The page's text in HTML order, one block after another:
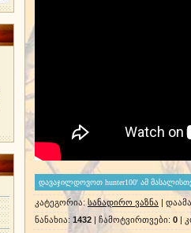
კატეგორია: სანადირო ვაზნა |
ნანახია: 1432 | ჩამოტვირთვები: 0 |